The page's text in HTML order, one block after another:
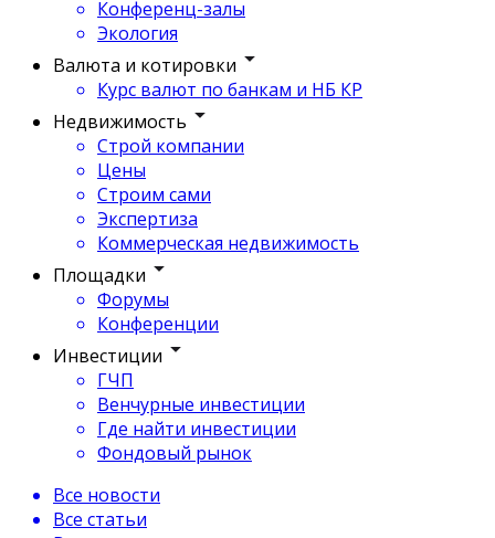
Конференц-залы
Экология
Валюта и котировки
Курс валют по банкам и НБ КР
Недвижимость
Строй компании
Цены
Строим сами
Экспертиза
Коммерческая недвижимость
Площадки
Форумы
Конференции
Инвестиции
ГЧП
Венчурные инвестиции
Где найти инвестиции
Фондовый рынок
Все новости
Все статьи